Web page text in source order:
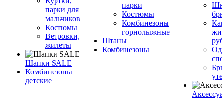
парки для
мальчиков
Костюмы
Ветровки,
жилеты
Шапки SALE
Комбинезоны
детские
парки
Костюмы
Комбинезоны
горнолыжные
Штаны
Комбинезоны